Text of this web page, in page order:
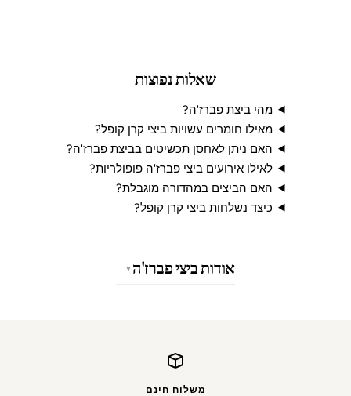
שאלות נפוצות
מהי ביצת פברז'ה?
מאילו חומרים עשויות ביצי קרן קופל?
האם ניתן לאחסן תכשיטים בביצת פברז'ה?
לאילו אירועים ביצי פברז'ה פופולריות?
האם הביצים במהדורה מוגבלת?
כיצד נשלחות ביצי קרן קופל?
אודות ביצי פברז'ה
משלוח חינם